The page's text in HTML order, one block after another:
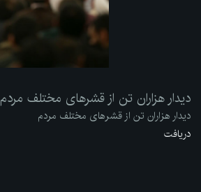
دیدار هزاران تن از قشرهای مختلف مردم
دیدار هزاران تن از قشرهای مختلف مردم
دریافت